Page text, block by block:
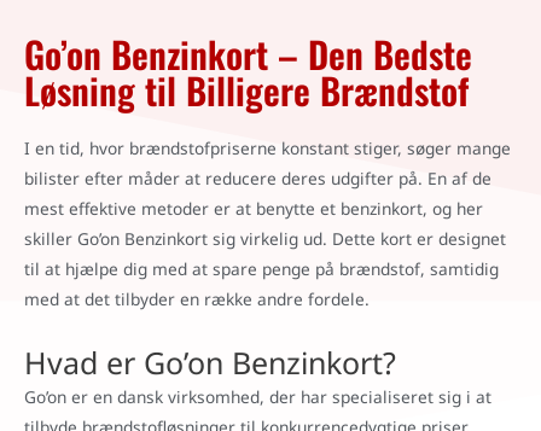
Go’on Benzinkort – Den Bedste
Løsning til Billigere Brændstof
I en tid, hvor brændstofpriserne konstant stiger, søger mange
bilister efter måder at reducere deres udgifter på. En af de
mest effektive metoder er at benytte et benzinkort, og her
skiller Go’on Benzinkort sig virkelig ud. Dette kort er designet
til at hjælpe dig med at spare penge på brændstof, samtidig
med at det tilbyder en række andre fordele.
Hvad er Go’on Benzinkort?
Go’on er en dansk virksomhed, der har specialiseret sig i at